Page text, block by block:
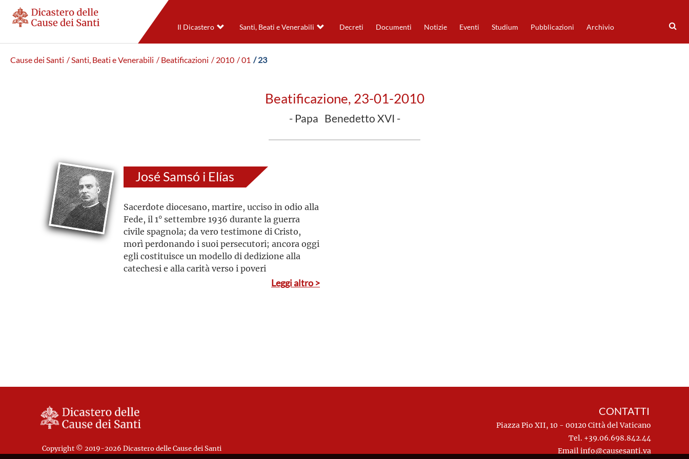
Il Dicastero Santi, Beati e Venerabili Decreti Documenti Notizie Eventi Studium Pubblicazioni Archivio
Cause dei Santi / Santi, Beati e Venerabili / Beatificazioni / 2010 / 01 / 23
Beatificazione, 23-01-2010
- Papa Benedetto XVI -
José Samsó i Elías
Sacerdote diocesano, martire, ucciso in odio alla
Fede, il 1° settembre 1936 durante la guerra
civile spagnola; da vero testimone di Cristo,
morì perdonando i suoi persecutori; ancora oggi
egli costituisce un modello di dedizione alla
catechesi e alla carità verso i poveri
Leggi altro >
Copyright © 2019-2026 Dicastero delle Cause dei Santi
CONTATTI
Piazza Pio XII, 10 - 00120 Città del Vaticano
Tel. +39.06.698.842.44
Emailinfo@causesanti.va